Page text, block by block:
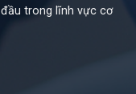
trong lĩnh vực cơ